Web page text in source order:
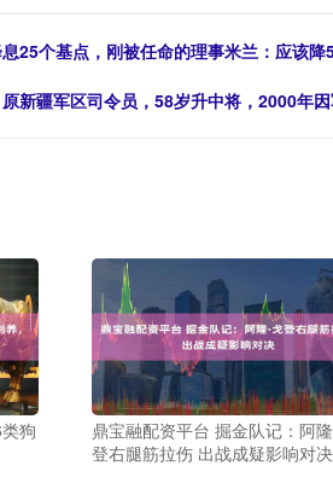
25个基点，刚被任命的理事米兰：应该降
新疆军区司令员，58岁升中将，2000年
狗
鼎宝融配资平台 掘金队记：阿
登右腿筋拉伤 出战成疑影响对决